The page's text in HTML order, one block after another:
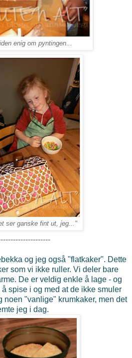
enig om pyntingen...
ser ganske fint ut, jeg..."
og jeg også "flatkaker". Dette
som vi ikke ruller. Vi deler bare
De er veldig enkle å lage - og
spise i og med at de ikke smuler
noen "vanlige" krumkaker, men det
jeg i dag.